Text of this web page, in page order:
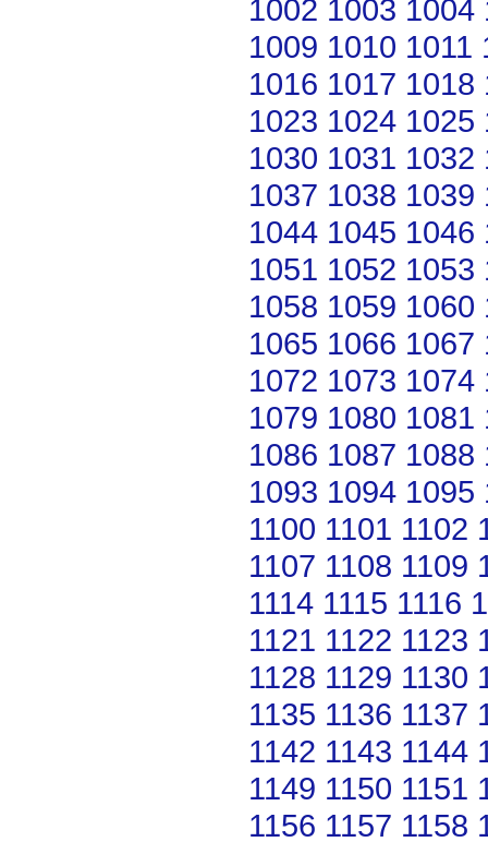
1002 1003 1004
1009 1010 1011
1016 1017 1018
1023 1024 1025
1030 1031 1032
1037 1038 1039
1044 1045 1046
1051 1052 1053
1058 1059 1060
1065 1066 1067
1072 1073 1074
1079 1080 1081
1086 1087 1088
1093 1094 1095
1100 1101 1102
1107 1108 1109
1114 1115 1116
1121 1122 1123
1128 1129 1130
1135 1136 1137
1142 1143 1144
1149 1150 1151
1156 1157 1158